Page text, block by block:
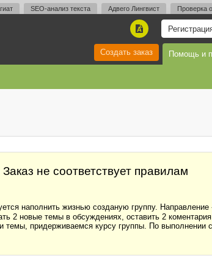
SEO-анализ текста Адвего Лингвист Проверка
A
Помощь и
Создать заказ
не соответствует правилам
наполнить жизнью созданую группу. Направление
2 новые темы в обсуждениях, оставить 2
темы, придерживаемся курсу группы. По выполнении